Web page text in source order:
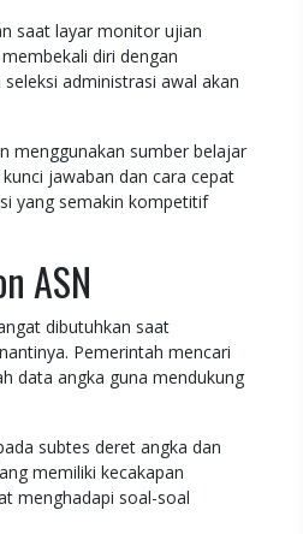
saat layar monitor ujian
diri dengan
administrasi awal akan
menggunakan sumber belajar
jawaban dan cara cepat
yang semakin kompetitif
ASN
dibutuhkan saat
Pemerintah mencari
data angka guna mendukung
subtes deret angka dan
memiliki kecakapan
menghadapi soal-soal